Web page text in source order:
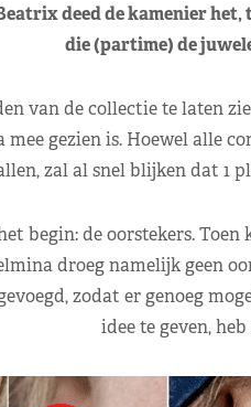
deed de kamenier het,
die (partime) de
van de collectie te laten
gezien is. Hoewel alle
zal al snel blijken dat 1
begin: de oorstekers.
droeg namelijk geen
zodat er genoeg
idee te geven,